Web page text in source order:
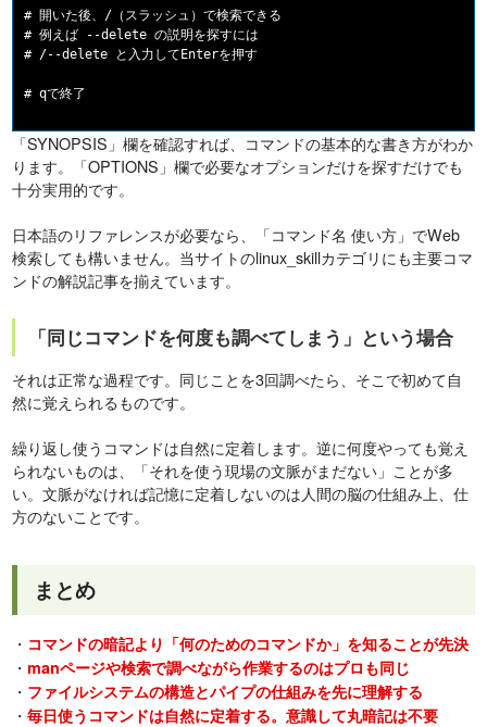
# 開いた後、/（スラッシュ）で検索できる
# 例えば --delete の説明を探すには
# /--delete と入力してEnterを押す
「SYNOPSIS」欄を確認すれば、コマンドの基本的な書き方がわか
ります。「OPTIONS」欄で必要なオプションだけを探すだけでも
十分実用的です。
日本語のリファレンスが必要なら、「コマンド名 使い方」でWeb
検索しても構いません。当サイトのlinux_skillカテゴリにも主要コマ
ンドの解説記事を揃えています。
「同じコマンドを何度も調べてしまう」という場合
それは正常な過程です。同じことを3回調べたら、そこで初めて自
然に覚えられるものです。
繰り返し使うコマンドは自然に定着します。逆に何度やっても覚え
られないものは、「それを使う現場の文脈がまだない」ことが多
い。文脈がなければ記憶に定着しないのは人間の脳の仕組み上、仕
方のないことです。
まとめ
・ コマンドの暗記より「何のためのコマンドか」を知ることが先決
・manページや検索で調べながら作業するのはプロも同じ
・ ファイルシステムの構造とパイプの仕組みを先に理解する
・毎日使うコマンドは自然に定着する。意識して丸暗記は不要